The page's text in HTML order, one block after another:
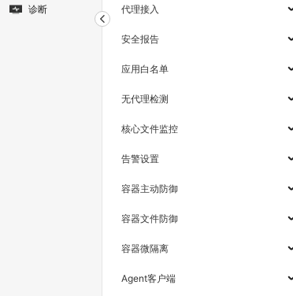
诊断 代理接入
安全报告
应用白名单
无代理检测
核心文件监控
告警设置
容器主动防御
容器文件防御
容器微隔离
Agent客户端